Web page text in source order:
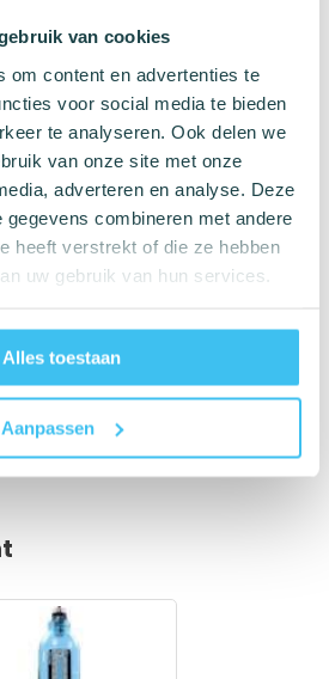
van cookies
om content en advertenties te
voor social media te bieden
te analyseren. Ook delen we
van onze site met onze
adverteren en analyse. Deze
gegevens combineren met andere
heeft verstrekt of die ze hebben
uw gebruik van hun services.
Alles toestaan
Aanpassen
van de pomp is uitgerust met
volgen van je voortgang.
manchet biedt comfort aan de
ballen tijdens gebruik. Het
kleppensysteem maakt het
met één hand met water
verhoogt.
Penispomp, en verbeter je
zelfvertrouwen zonder
zelf de blijvende resultaten die je